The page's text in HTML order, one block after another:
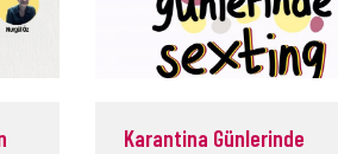
Karantina Günlerinde